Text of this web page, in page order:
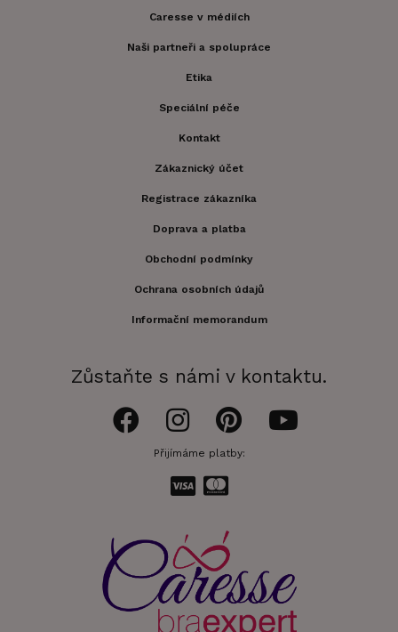
Caresse v médiích
Naši partneři a spolupráce
Etika
Speciální péče
Kontakt
Zákaznický účet
Registrace zákazníka
Doprava a platba
Obchodní podmínky
Ochrana osobních údajů
Informační memorandum
Zůstaňte s námi v kontaktu.
Přijímáme platby: